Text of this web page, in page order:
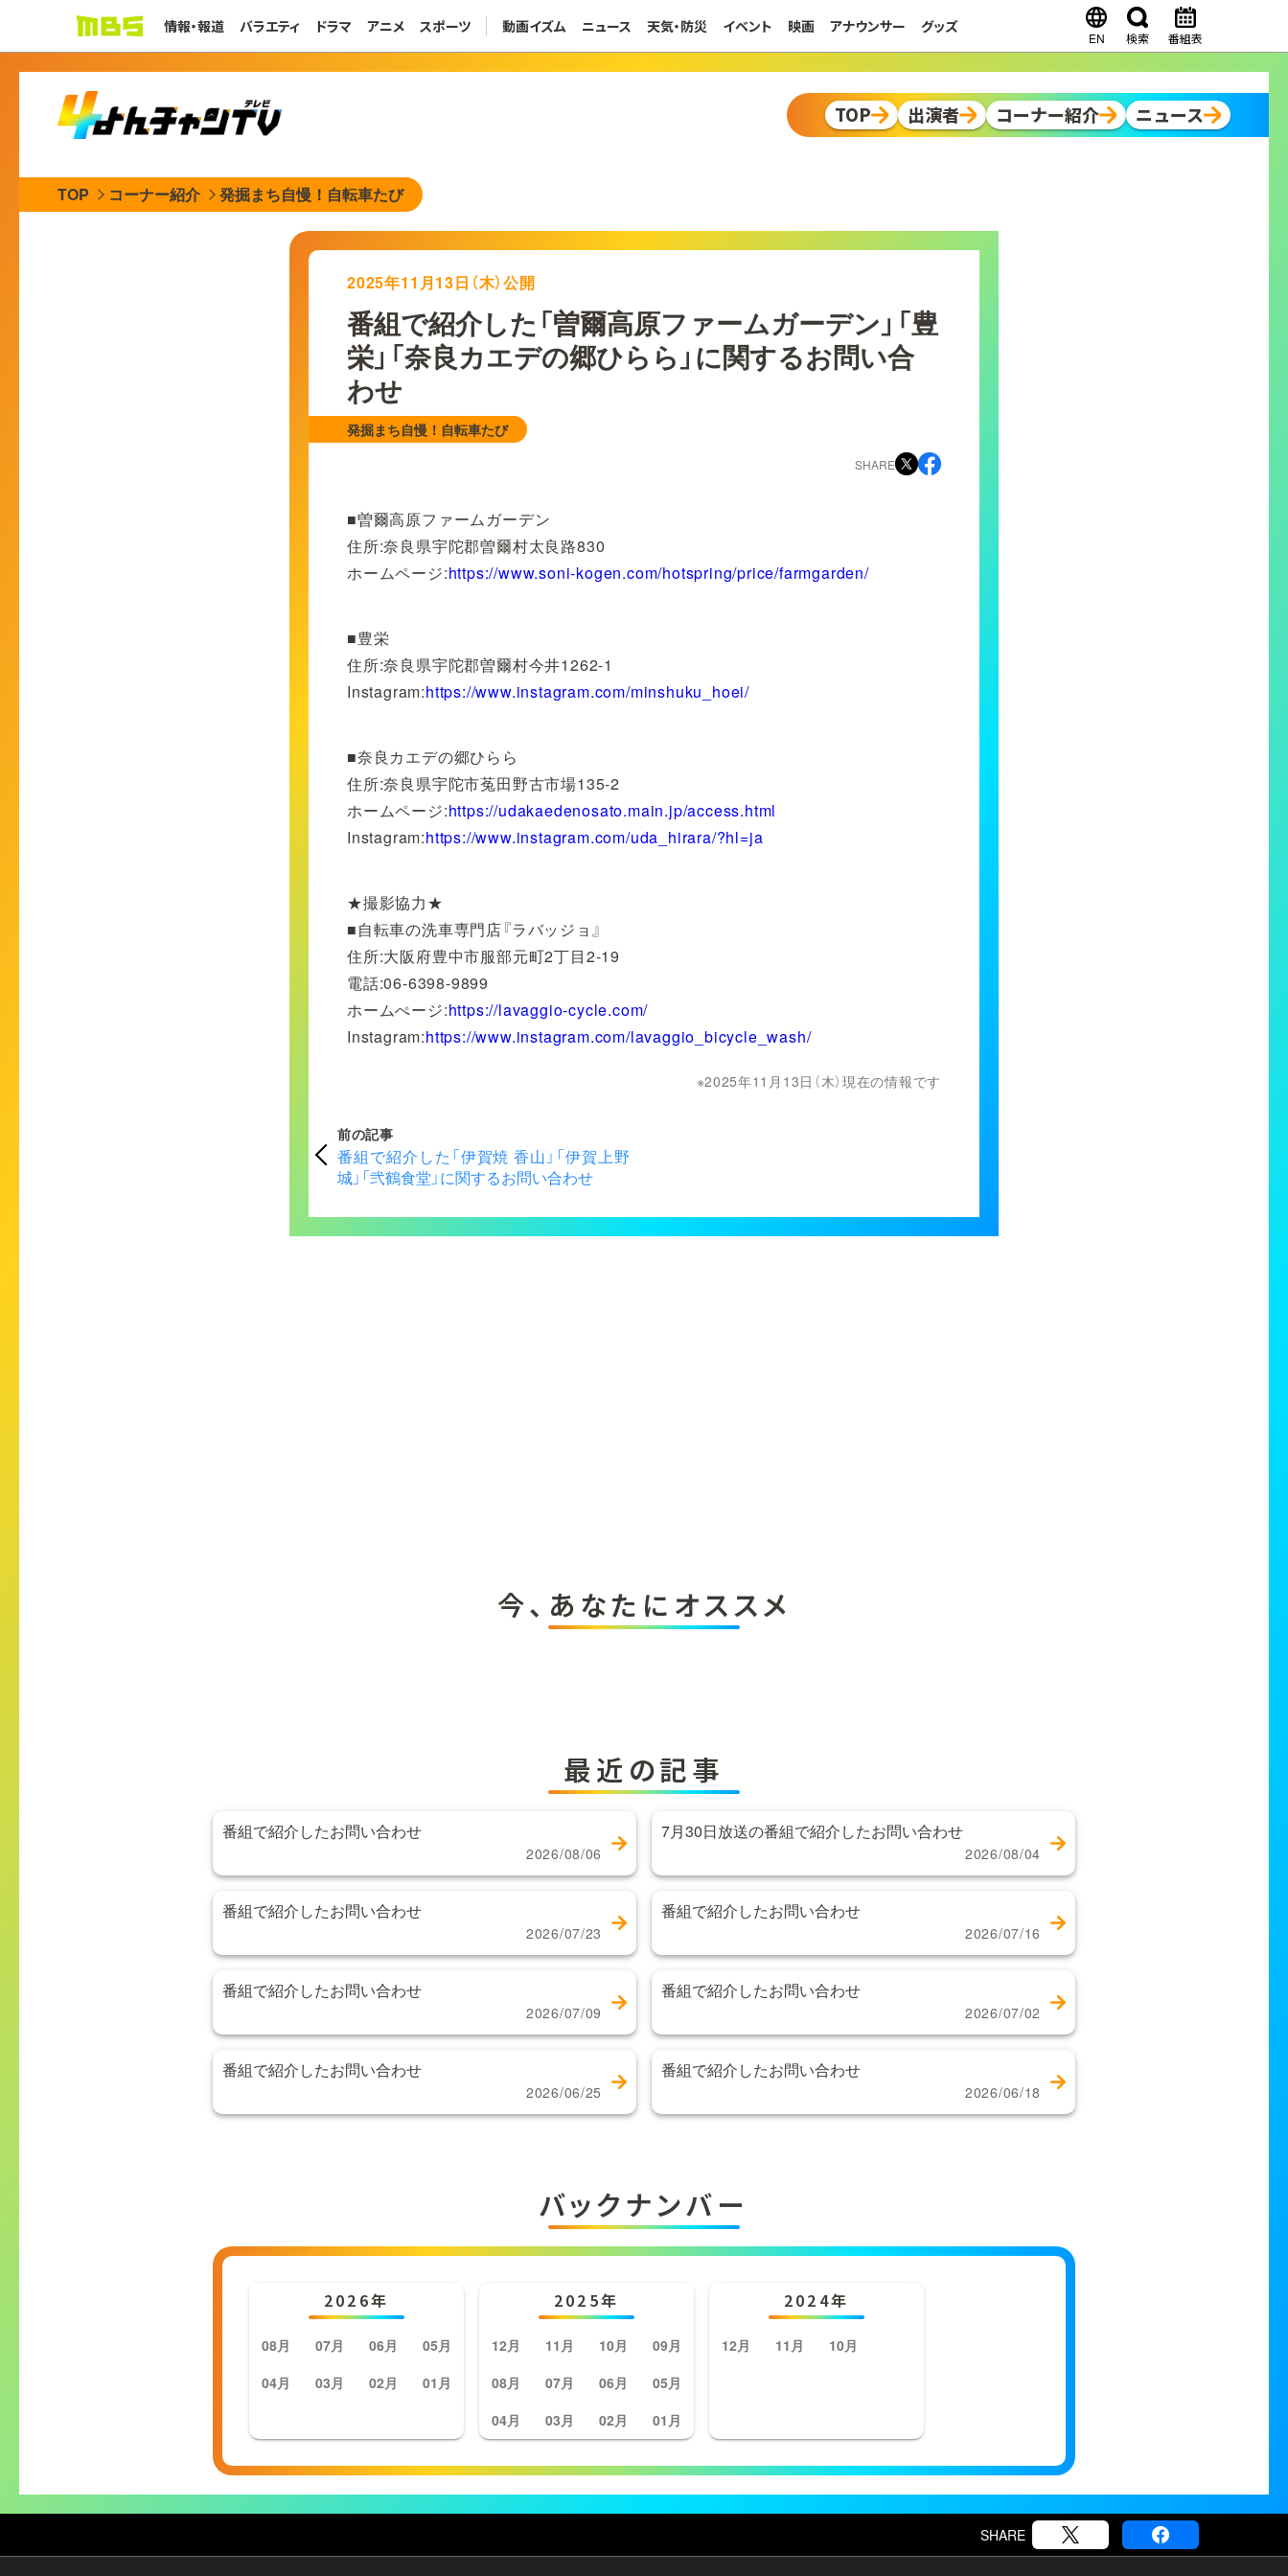
情報・報道 バラエティ ドラマ アニメ スポーツ 動画イズム ニュース 天気・防災 イベント 映画 アナウンサー グッズ
EN 検索 番組表
TOP 出演者 コーナー紹介 ニュース
TOP コーナー紹介 発掘まち自慢！自転車たび
2025年11月13日（木）公開
番組で紹介した「曽爾高原ファームガーデン」「豊
栄」「奈良カエデの郷ひらら」に関するお問い合
わせ
発掘まち自慢！自転車たび
SHARE
■曽爾高原ファームガーデン
住所:奈良県宇陀郡曽爾村太良路830
ホームページ:https://www.soni-kogen.com/hotspring/price/farmgarden/
■豊栄
住所:奈良県宇陀郡曽爾村今井1262-1
Instagram:https://www.instagram.com/minshuku_hoei/
■奈良カエデの郷ひらら
住所:奈良県宇陀市菟田野古市場135-2
ホームページ:https://udakaedenosato.main.jp/access.html
Instagram:https://www.instagram.com/uda_hirara/?hl=ja
★撮影協力★
■自転車の洗車専門店『ラバッジョ』
住所:大阪府豊中市服部元町2丁目2-19
電話:06-6398-9899
ホームぺージ:https://lavaggio-cycle.com/
Instagram:https://www.instagram.com/lavaggio_bicycle_wash/
2025年11月13日（木）現在の情報です
前の記事
番組で紹介した「伊賀焼 香山」「伊賀上野
城」「弐鶴食堂」に関するお問い合わせ
今、あなたにオススメ
最近の記事
番組で紹介したお問い合わせ
2026/08/06
7月30日放送の番組で紹介したお問い合わせ
2026/08/04
番組で紹介したお問い合わせ
2026/07/23
番組で紹介したお問い合わせ
2026/07/16
番組で紹介したお問い合わせ
2026/07/09
番組で紹介したお問い合わせ
2026/07/02
番組で紹介したお問い合わせ
2026/06/25
番組で紹介したお問い合わせ
2026/06/18
バックナンバー
2026年
08月 07月 06月
05月
04月
03月 02月 01月
2025年
12月 11月 10月
09月
08月
07月 06月
05月
04月
03月 02月 01月
2024年
12月 11月 10月
SHARE